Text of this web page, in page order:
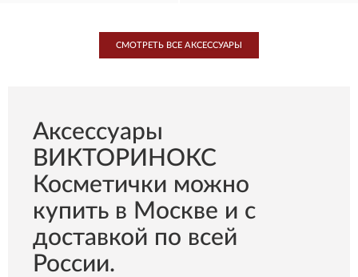
СМОТРЕТЬ ВСЕ AКСЕССУАРЫ
Aксессуары
ВИКТОРИНОКС
Косметички можно
купить в Москве и с
доставкой по всей
России.